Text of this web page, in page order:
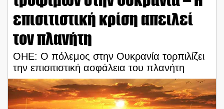
επισιτιστική κρίση απειλεί
τον πλανήτη
ΟΗΕ: Ο πόλεμος στην Ουκρανία τορπιλίζει
την επισιτιστική ασφάλεια του πλανήτη